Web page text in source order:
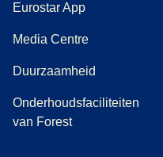
Eurostar App
Media Centre( opent in
Duurzaamheid
Onderhoudsfaciliteiten
van Forest